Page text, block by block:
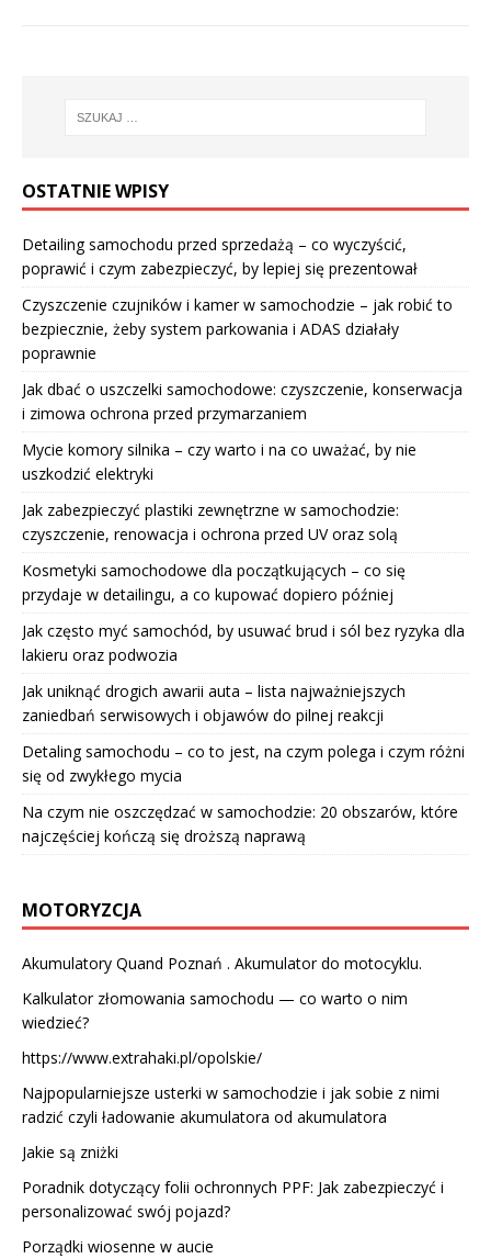
OSTATNIE WPISY
Detailing samochodu przed sprzedażą – co wyczyścić,
poprawić i czym zabezpieczyć, by lepiej się prezentował
Czyszczenie czujników i kamer w samochodzie – jak robić to
bezpiecznie, żeby system parkowania i ADAS działały
poprawnie
Jak dbać o uszczelki samochodowe: czyszczenie, konserwacja
i zimowa ochrona przed przymarzaniem
Mycie komory silnika – czy warto i na co uważać, by nie
uszkodzić elektryki
Jak zabezpieczyć plastiki zewnętrzne w samochodzie:
czyszczenie, renowacja i ochrona przed UV oraz solą
Kosmetyki samochodowe dla początkujących – co się
przydaje w detailingu, a co kupować dopiero później
Jak często myć samochód, by usuwać brud i sól bez ryzyka dla
lakieru oraz podwozia
Jak uniknąć drogich awarii auta – lista najważniejszych
zaniedbań serwisowych i objawów do pilnej reakcji
Detaling samochodu – co to jest, na czym polega i czym różni
się od zwykłego mycia
Na czym nie oszczędzać w samochodzie: 20 obszarów, które
najczęściej kończą się droższą naprawą
MOTORYZCJA
Akumulatory Quand Poznań . Akumulator do motocyklu.
Kalkulator złomowania samochodu — co warto o nim
wiedzieć?
https://www.extrahaki.pl/opolskie/
Najpopularniejsze usterki w samochodzie i jak sobie z nimi
radzić czyli ładowanie akumulatora od akumulatora
Jakie są zniżki
Poradnik dotyczący folii ochronnych PPF: Jak zabezpieczyć i
personalizować swój pojazd?
Porządki wiosenne w aucie